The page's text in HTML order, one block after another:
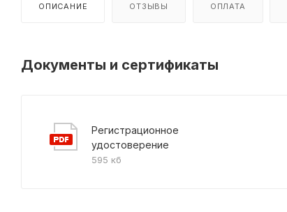
ОПИСАНИЕ ОТЗЫВЫ ОПЛАТА
Документы и сертификаты
Регистрационное
удостоверение
595 кб